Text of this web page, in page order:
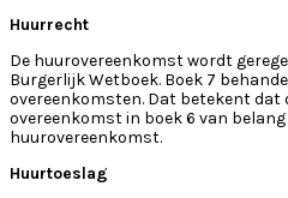
Huurrecht
De huurovereenkomst wordt
Burgerlijk Wetboek. Boek 7
overeenkomsten. Dat betekent dat
overeenkomst in boek 6 van
huurovereenkomst.
Huurtoeslag